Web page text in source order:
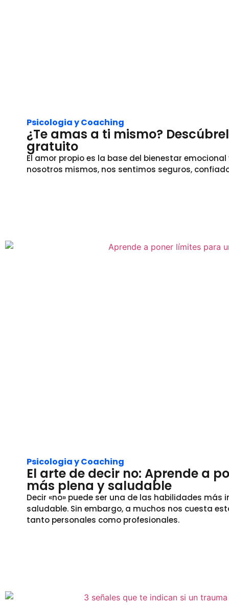
Psicologia y Coaching
¿Te amas a ti mismo?
gratuito
El amor propio es la base del bienestar
nosotros mismos, nos sentimos seguros,
Psicologia y Coaching
El arte de decir no: Aprende a
más plena y saludable
Decir «no» puede ser una de las habilidades
saludable. Sin embargo, a muchos nos cuesta
tanto personales como profesionales.